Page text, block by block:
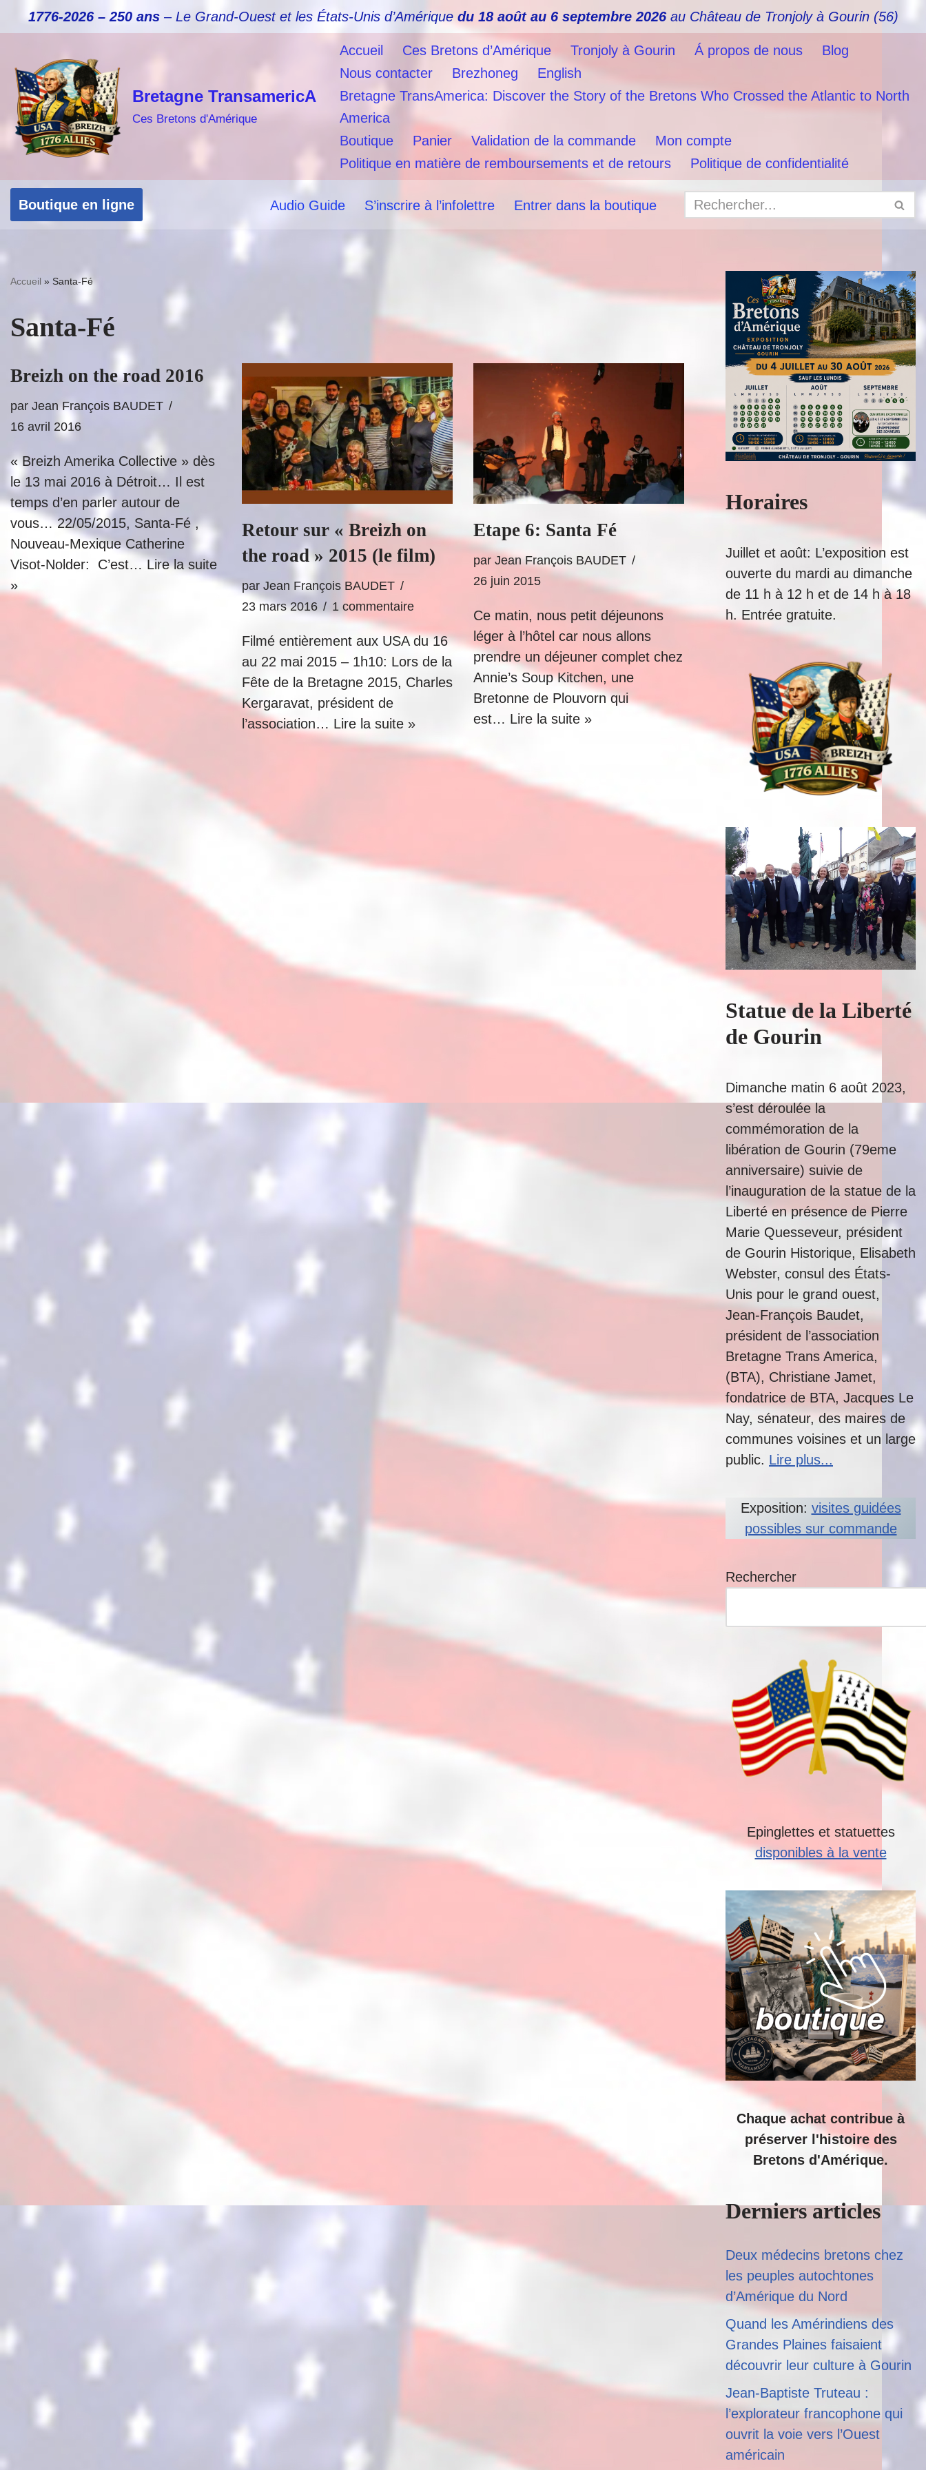
contenu
1776-2026 – 250 ans – Le Grand-Ouest et les États-Unis d’Amérique du 18 août au 6 septembre 2026au Château de Tronjoly à Gourin (56)
Bretagne TransamericA
Ces Bretons d'Amérique
Accueil Ces Bretons d’Amérique Tronjoly à Gourin Á propos de nous
Blog
Nous contacter
Brezhoneg
English
Bretagne TransAmerica: Discover the Story of the Bretons Who Crossed the Atlantic to North
America
Boutique
Panier Validation de la commande
Mon compte
Politique en matière de remboursements et de retours
Politique de confidentialité
Boutique en ligne Audio Guide S’inscrire à l’infolettre Entrer dans la boutique
Accueil » Santa-Fé
Santa-Fé
Breizh on the road 2016
par Jean François BAUDET
16 avril 2016
« Breizh Amerika Collective » dès
le 13 mai 2016 à Détroit… Il est
temps d’en parler autour de
vous… 22/05/2015, Santa-Fé ,
Nouveau-Mexique Catherine
Visot-Nolder: C’est… Lire la suite
»
Retour sur « Breizh on
the road » 2015 (le film)
par Jean François BAUDET
23 mars 2016
1 commentaire
Filmé entièrement aux USA du 16
au 22 mai 2015 – 1h10: Lors de la
Fête de la Bretagne 2015, Charles
Kergaravat, président de
l’association… Lire la suite »
Etape 6: Santa Fé
par Jean François BAUDET
26 juin 2015
Ce matin, nous petit déjeunons
léger à l’hôtel car nous allons
prendre un déjeuner complet chez
Annie’s Soup Kitchen, une
Bretonne de Plouvorn qui
est… Lire la suite »
Horaires
Juillet et août: L’exposition est
ouverte du mardi au dimanche
de 11 h à 12 h et de 14 h à 18
h. Entrée gratuite.
Statue de la Liberté
de Gourin
Dimanche matin 6 août 2023,
s’est déroulée la
commémoration de la
libération de Gourin (79eme
anniversaire) suivie de
l’inauguration de la statue de la
Liberté en présence de Pierre
Marie Quesseveur, président
de Gourin Historique, Elisabeth
Webster, consul des États-
Unis pour le grand ouest,
Jean-François Baudet,
président de l’association
Bretagne Trans America,
(BTA), Christiane Jamet,
fondatrice de BTA, Jacques Le
Nay, sénateur, des maires de
communes voisines et un large
public. Lire plus...
Exposition: visites guidées
possibles sur commande
Rechercher
Epinglettes et statuettes
disponibles à la vente
Chaque achat contribue à
préserver l'histoire des
Bretons d'Amérique.
Derniers articles
Deux médecins bretons chez
les peuples autochtones
d’Amérique du Nord
Quand les Amérindiens des
Grandes Plaines faisaient
découvrir leur culture à Gourin
Jean-Baptiste Truteau :
l’explorateur francophone qui
ouvrit la voie vers l’Ouest
américain